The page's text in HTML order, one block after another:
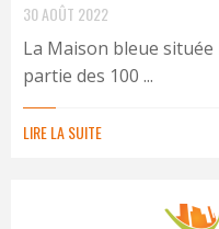
30 AOÛT 2022
La Maison bleue
partie des 100 ...
LIRE LA SUITE